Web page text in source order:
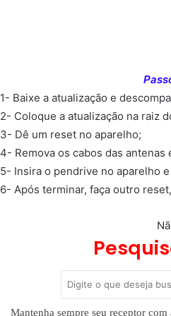
1- Baixe a atualização e
2- Coloque a atualização na raiz
3- Dê um reset no aparelho;
4- Remova os cabos das antenas
5- Insira o pendrive no aparelho e
6- Após terminar, faça outro
Mantenha sempre seu receptor com